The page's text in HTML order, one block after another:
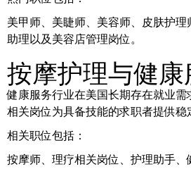
美甲师、美睫师、美容师、皮肤护理
助理以及美容店管理岗位。
按摩护理与健
健康服务行业在美国长期存在就业
相关岗位为具备技能的求职者提供稳
相关职位包括：
按摩师、理疗相关岗位、护理助手、